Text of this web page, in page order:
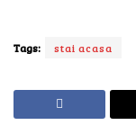
Tags: stai acasa